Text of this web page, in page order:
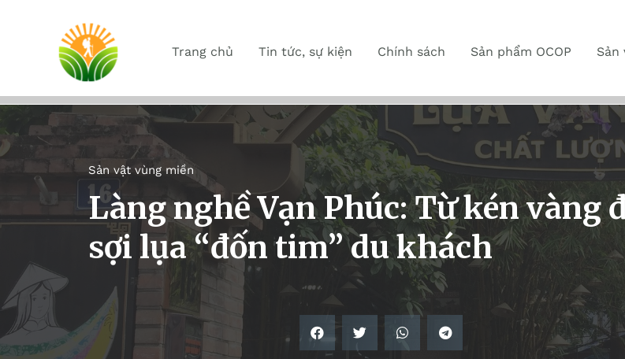
Trang chủ Tin tức, sự kiện Chính sách Sản phẩm OCOP Sản
Sản vật vùng miền
Làng nghề Vạn Phúc: Từ kén vàng
sợi lụa “đốn tim” du khách